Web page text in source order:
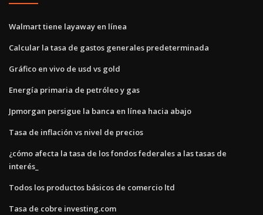
Walmart tiene layaway en línea
Calcular la tasa de gastos generales predeterminada
Gráfico en vivo de usd vs gold
Energía primaria de petróleo y gas
Jpmorgan persigue la banca en línea hacia abajo
Tasa de inflación vs nivel de precios
¿cómo afecta la tasa de los fondos federales a las tasas de
interés_
Todos los productos básicos de comercio ltd
Tasa de cobre investing.com